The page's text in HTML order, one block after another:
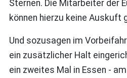
Sternen. Die Mitarbeiter der
können hierzu keine Auskuft
Und sozusagen im
ein zusätzlicher Halt
ein zweites Mal in Essen -